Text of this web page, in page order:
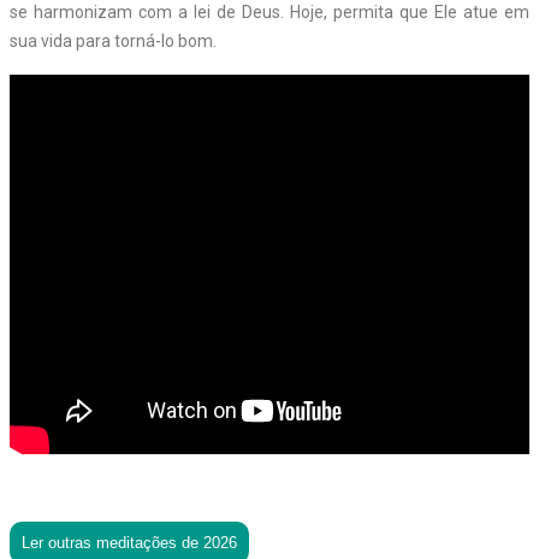
se harmonizam com a lei de Deus. Hoje, permita que Ele atue em
sua vida para torná-lo bom.
Ler outras meditações de 2026